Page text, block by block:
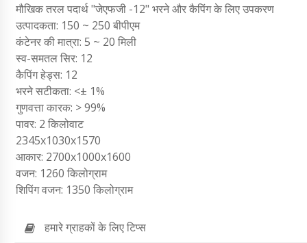
मौखिक तरल पदार्थ "जेएफजी -12" भरने और कैपिंग के लिए उपकरण
उत्पादकता: 150 ~ 250 बीपीएम
कंटेनर की मात्रा: 5 ~ 20 मिली
स्व-समतल सिर: 12
कैपिंग हेड्स: 12
भरने सटीकता: <± 1%
गुणवत्ता कारक: > 99%
पावर: 2 किलोवाट
2345x1030x1570
आकार: 2700x1000x1600
वजन: 1260 किलोग्राम
शिपिंग वजन: 1350 किलोग्राम
हमारे ग्राहकों के लिए टिप्स